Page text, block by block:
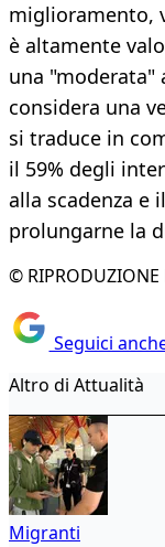
miglioramento,
è altamente
una "moderata"
considera una
si traduce in
il 59% degli
alla scadenza e
prolungarne la
© RIPRODUZIONE
Seguici
Altro di Attualità
Migranti